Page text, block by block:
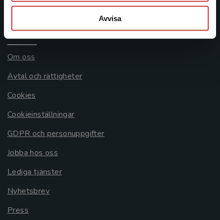
Avvisa
Systemkrav
Allmänna länkar
Om oss
Avtal och rättigheter
Cookies
Cookieinställningar
GDPR och personuppgifter
Jobba hos oss
Lediga tjänster
Nyhetsbrev
Press